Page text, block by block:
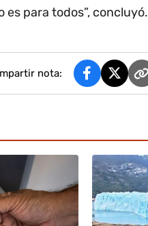
es para todos”, concluyó.
nota: